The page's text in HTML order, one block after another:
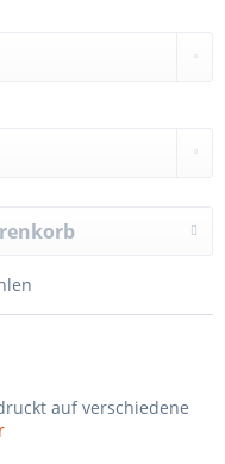
auf verschiedene